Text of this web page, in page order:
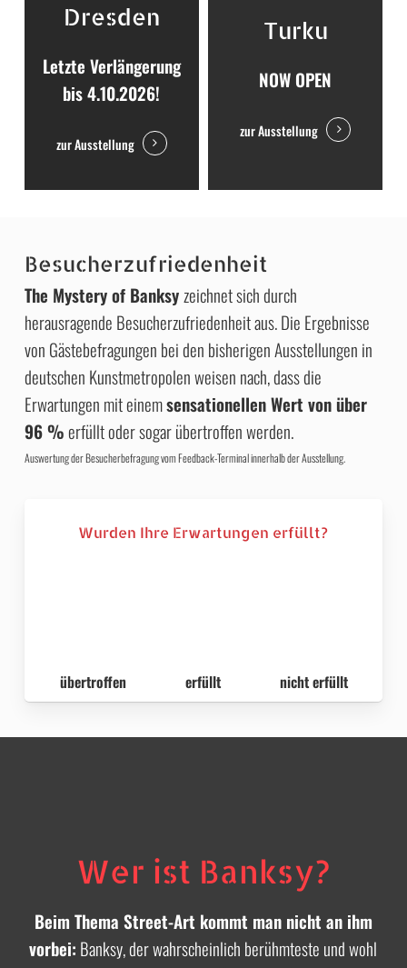
Dresden
Letzte Verlängerung
bis 4.10.2026!
zur Ausstellung
Turku
NOW OPEN
zur Ausstellung
Besucherzufriedenheit
The Mystery of Banksyzeichnet sich durch
herausragende Besucherzufriedenheit aus. Die Ergebnisse
von Gästebefragungen bei den bisherigen Ausstellungen in
deutschen Kunstmetropolen weisen nach, dass die
Erwartungen mit einemsensationellen Wert von über
96 %erfüllt oder sogar übertroffen werden.
Auswertung der Besucherbefragung vom Feedback-Terminal innerhalb der Ausstellung.
Wurden Ihre Erwartungen erfüllt?
übertroffen erfüllt nicht erfüllt
Wer ist Banksy?
Beim Thema Street-Art kommt man nicht an ihm
vorbei: Banksy, der wahrscheinlich berühmteste und wohl